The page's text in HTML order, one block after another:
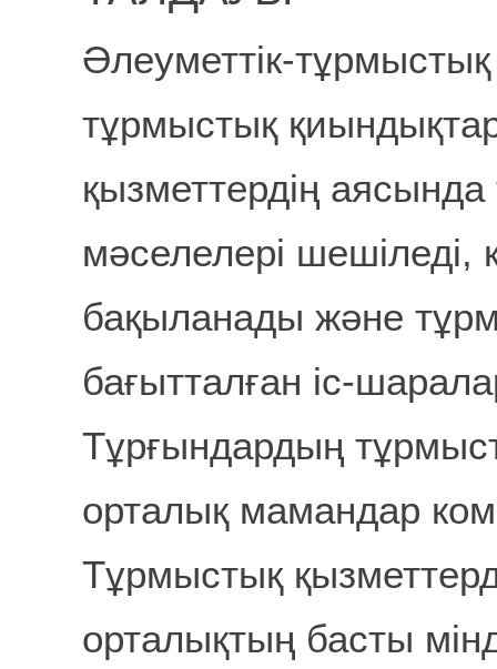
Әлеуметтік-
тұрмыстық
қызметтердің
мәселелері
бақыланады және
бағытталған іс-
Тұрғындардың
орталық мамандар
Тұрмыстық
орталықтың басты